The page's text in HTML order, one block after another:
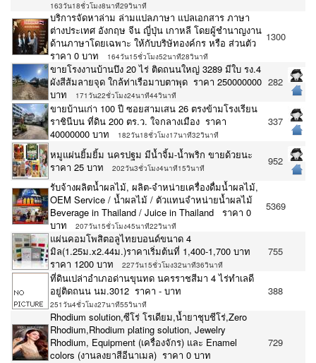
163วัน18ชั่วโมง8นาที29วินาที
บริการจัดหาล่าม ล่ามแปลภาษา แปลเอกสาร ภาษา
ต่างประเทศ อังกฤษ จีน ญี่ปุ่น เกาหลี โดยผู้ชำนาญงาน
ด้านภาษาโดยเฉพาะ ให้กับบริษัทองค์กร หรือ ส่วนตัว
ราคา 0 บาท
164วัน15ชั่วโมง52นาที28วินาที
1300
ขายโรงงานบ้านบึง 20 ไร่ ติดถนนใหญ่ 3289 มีใบ รง.4
ผังสีส้มลายจุด ใกล้ท่าเรือมาบตาพุด ราคา 250000000
บาท
171วัน22ชั่วโมง24นาที44วินาที
282
ขายบ้านเก่า 100 ปี ซอยสามเสน 26 ตรงข้ามโรงเรียน
ราชินีบน ที่ดิน 200 ตร.ว. ใจกลางเมือง ราคา
40000000 บาท
182วัน18ชั่วโมง17นาที32วินาที
337
หมูแผ่นยิ้มยิ้ม นครปฐม มีน้ำจิ้ม-น้ำพริก ขายด้วยนะ
ราคา 25 บาท
202วัน3ชั่วโมง4นาที15วินาที
952
รับจ้างผลิตน้ำผลไม้, ผลิต-จำหน่ายเครื่องดื่มน้ำผลไม้,
OEM Service / น้ำผลไม้ / ตัวแทนจำหน่ายน้ำผลไม้
Beverage in Thailand / Juice in Thailand ราคา 0
บาท
207วัน15ชั่วโมง45นาที22วินาที
5369
แผ่นคอมโพสิตอลูไทยบอนด์ขนาด 4
มิล(1.25ม.x2.44ม.)ราคาเริ่มต้นที่ 1,400-1,700 บาท
ราคา 1200 บาท
227วัน15ชั่วโมง32นาที36วินาที
755
ที่ดินเปล่าอำเภอด่านขุนทด นครราชสีมา 4 ไร่ทำเลดี
อยู่ติดถนน นม.3012 ราคา - บาท
251วัน4ชั่วโมง27นาที55วินาที
388
Rhodium solution,ซีโร่ โรเดียม,น้ำยาชุบชีโร่,Zero
Rhodium,Rhodium plating solution, Jewelry
Rhodium, Equipment (เครื่องจักร) และ Enamel
colors (งานลงยาสีอีนาเมล) ราคา 0 บาท
729